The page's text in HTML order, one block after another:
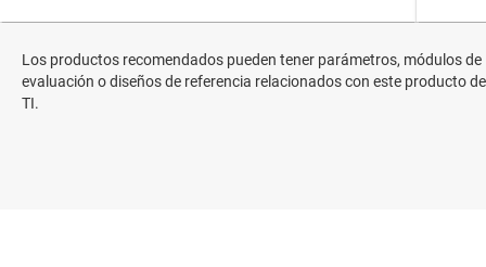
Los productos recomendados pueden tener parámetros, módulos de
evaluación o diseños de referencia relacionados con este producto de
TI.